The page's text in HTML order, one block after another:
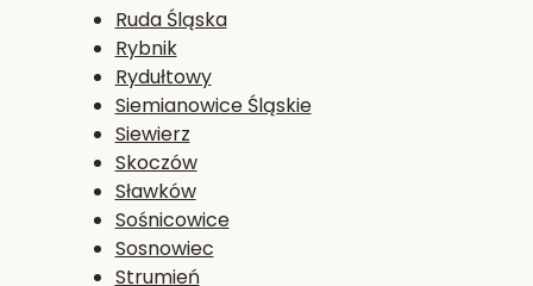
Ruda Śląska
Rybnik
Rydułtowy
Siemianowice Śląskie
Siewierz
Skoczów
Sławków
Sośnicowice
Sosnowiec
Strumień